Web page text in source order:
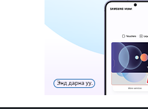
12 цагийн өмнө 1
Улаанбаатарт